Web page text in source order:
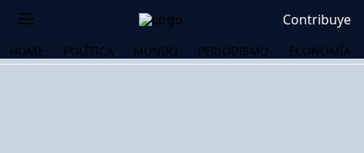
Contribuye
HOME POLÍTICA MUNDO PERIODISMO ECONOMÍA